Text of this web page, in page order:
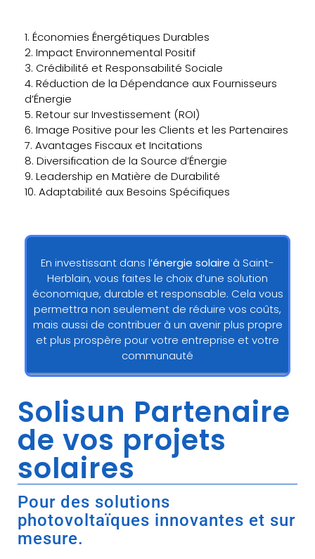
1. Économies Énergétiques Durables
2. Impact Environnemental Positif
3. Crédibilité et Responsabilité Sociale
4. Réduction de la Dépendance aux Fournisseurs
d’Énergie
5. Retour sur Investissement (ROI)
6. Image Positive pour les Clients et les Partenaires
7. Avantages Fiscaux et Incitations
8. Diversification de la Source d’Énergie
9. Leadership en Matière de Durabilité
10. Adaptabilité aux Besoins Spécifiques
En investissant dans l’énergie solaire à Saint-
Herblain, vous faites le choix d’une solution
économique, durable et responsable. Cela vous
permettra non seulement de réduire vos coûts,
mais aussi de contribuer à un avenir plus propre
et plus prospère pour votre entreprise et votre
communauté
Solisun Partenaire
de vos projets
solaires
Pour des solutions
photovoltaïques innovantes et sur
mesure.